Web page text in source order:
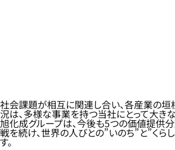
社会課題が相互に関連し合い、各産業の垣
況は、多様な事業を持つ当社にとって大き
旭化成グループは、今後も5つの価値提供
戦を続け、世界の人びとの”いのち”と”くら
す。